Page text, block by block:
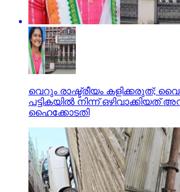
വെറും രാഷ്ട്രീയം കളിക്കരുത്;
പട്ടികയില്‍ നിന്ന് ഒഴിവാക്കിയത്
ഹൈക്കോടതി